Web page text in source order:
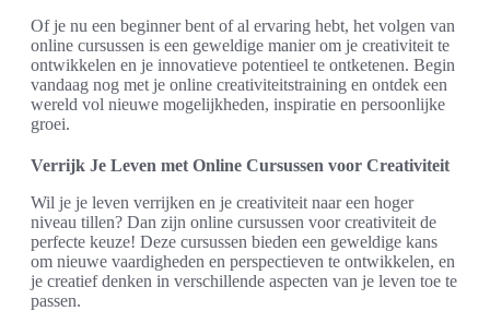
Of je nu een beginner bent of al ervaring hebt, het volgen van
online cursussen is een geweldige manier om je creativiteit te
ontwikkelen en je innovatieve potentieel te ontketenen. Begin
vandaag nog met je online creativiteitstraining en ontdek een
wereld vol nieuwe mogelijkheden, inspiratie en persoonlijke
groei.
Verrijk Je Leven met Online Cursussen voor Creativiteit
Wil je je leven verrijken en je creativiteit naar een hoger
niveau tillen? Dan zijn online cursussen voor creativiteit de
perfecte keuze! Deze cursussen bieden een geweldige kans
om nieuwe vaardigheden en perspectieven te ontwikkelen, en
je creatief denken in verschillende aspecten van je leven toe te
passen.